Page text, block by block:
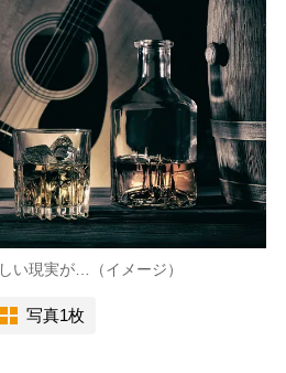
い現実が…（イメージ）
写真1枚